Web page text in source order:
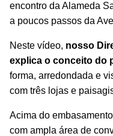
encontro da Alameda
a poucos passos da
Neste vídeo, nosso
explica o conceito do
forma, arredondada e
com três lojas e
Acima do
com ampla área de